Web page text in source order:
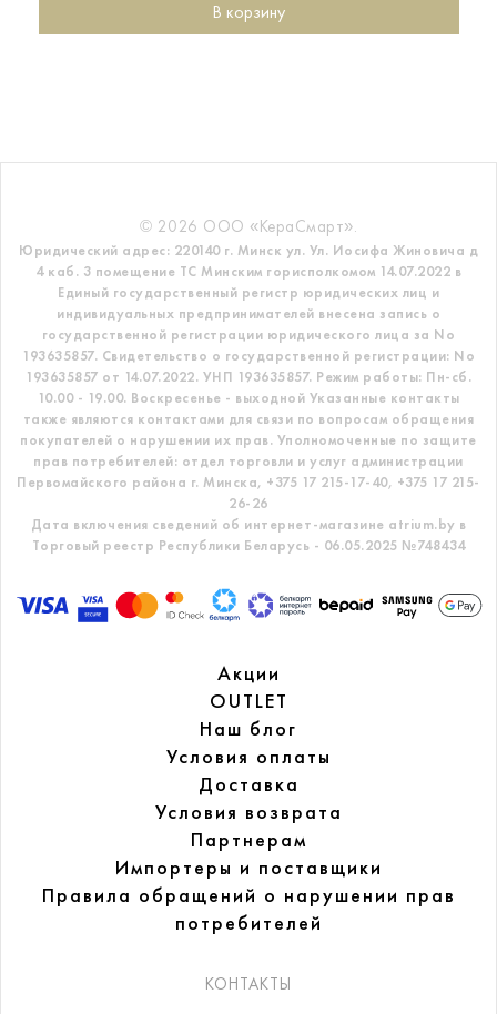
В корзину
© 2026 ООО «КераСмарт».
Юридический адрес: 220140 г. Минск ул. Ул. Иосифа Жиновича д
4 каб. 3 помещение ТС Минским горисполкомом 14.07.2022 в
Единый государственный регистр юридических лиц и
индивидуальных предпринимателей внесена запись о
государственной регистрации юридического лица за No
193635857. Свидетельство о государственной регистрации: No
193635857 от 14.07.2022. УНП 193635857. Режим работы: Пн-сб.
10.00 - 19.00. Воскресенье - выходной Указанные контакты
также являются контактами для связи по вопросам обращения
покупателей о нарушении их прав. Уполномоченные по защите
прав потребителей: отдел торговли и услуг администрации
Первомайского района г. Минска, +375 17 215-17-40, +375 17 215-
26-26
Дата включения сведений об интернет-магазине atrium.by в
Торговый реестр Республики Беларусь - 06.05.2025 №748434
Акции
OUTLET
Наш блог
Условия оплаты
Доставка
Условия возврата
Партнерам
Импортеры и поставщики
Правила обращений о нарушении прав
потребителей
КОНТАКТЫ